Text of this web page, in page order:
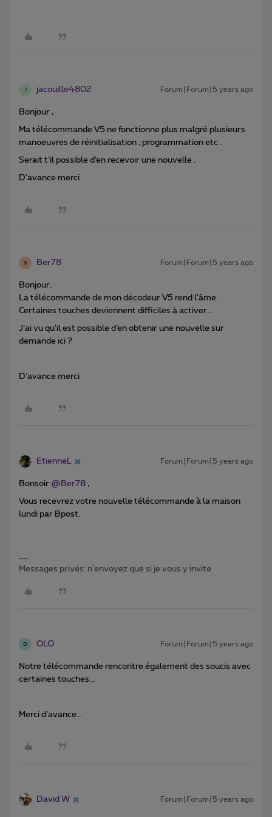
jacouille4802 Forum|Forum|5 years ago
Bonjour ,
Ma télécommande V5 ne fonctionne plus malgré plusieurs
manoeuvres de réinitialisation , programmation etc .
Serait t’il possible d’en recevoir une nouvelle .
D’avance merci
B Ber78 Forum|Forum|5 years ago
Bonjour.
La télécommande de mon décodeur V5 rend l’âme.
Certaines touches deviennent difficiles à activer...
J’ai vu qu’il est possible d’en obtenir une nouvelle sur
demande ici ?
D’avance merci
EtienneL Forum|Forum|5 years ago
Bonsoir @Ber78 ,
Vous recevrez votre nouvelle télécommande à la maison
lundi par Bpost.
Messages privés: n'envoyez que si je vous y invite
O OLO Forum|Forum|5 years ago
Notre télécommande rencontre également des soucis avec
certaines touches...
Merci d’avance...
David W Forum|Forum|5 years ago